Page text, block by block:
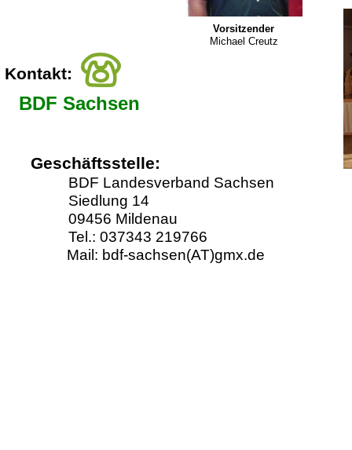
Kontakt:
BDF Sachsen
Vorsitzender
Michael Creutz
Geschäftsstelle:
BDF Landesverband Sachsen
Siedlung 14
09456 Mildenau
Tel.: 037343 219766
Mail: bdf-sachsen(AT)gmx.de